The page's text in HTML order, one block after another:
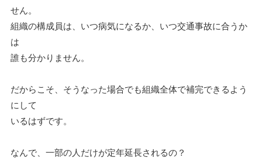
せん。
組織の構成員は、いつ病気になるか、いつ交通事故に合うか
は
誰も分かりません。
だからこそ、そうなった場合でも組織全体で補完できるよう
にして
いるはずです。
なんで、一部の人だけが定年延長されるの？